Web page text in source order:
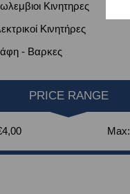
Κινητηρες
Κινητήρες
- Βαρκες
PRICE RANGE
Max: